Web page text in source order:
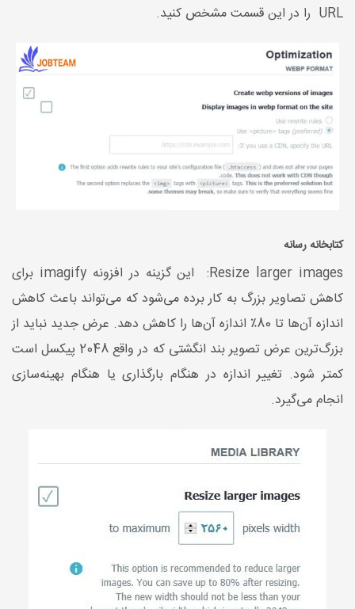
URL را در این قسمت مشخص کنید.
کتابخانه رسانه
Resize larger images: این گزینه در افزونه imagify برای
کاهش تصاویر بزرگ به کار برده می‌شود که می‌تواند باعث کاهش
اندازه آن‌ها تا 80٪ اندازه آن‌ها را کاهش دهد. عرض جدید نباید از
بزرگ‌ترین عرض تصویر بند انگشتی که در واقع 2048 پیکسل است
کمتر شود. تغییر اندازه در هنگام بارگذاری یا هنگام بهینه‌سازی
انجام می‌گیرد.